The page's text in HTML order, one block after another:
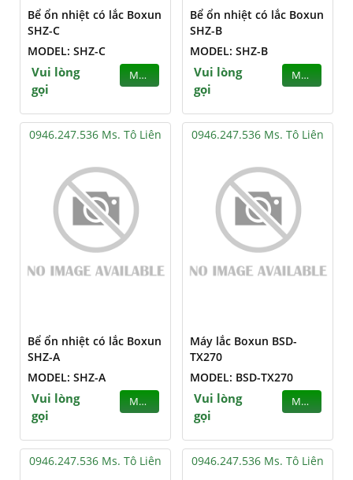
Bể ổn nhiệt có lắc Boxun
SHZ-C
MODEL: SHZ-C
Vui lòng
gọi
MUA
Bể ổn nhiệt có lắc Boxun
SHZ-B
MODEL: SHZ-B
Vui lòng
gọi
MUA
0946.247.536 Ms. Tô Liên
Bể ổn nhiệt có lắc Boxun
SHZ-A
MODEL: SHZ-A
Vui lòng
gọi
MUA
0946.247.536 Ms. Tô Liên
Máy lắc Boxun BSD-
TX270
MODEL: BSD-TX270
Vui lòng
gọi
MUA
0946.247.536 Ms. Tô Liên 0946.247.536 Ms. Tô Liên